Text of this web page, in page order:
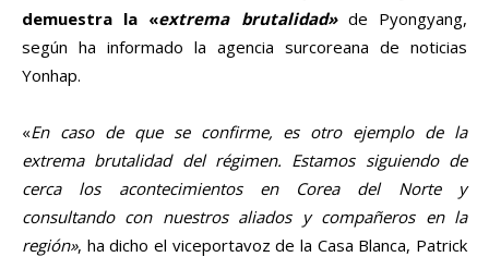
demuestra la «extrema brutalidad»de Pyongyang,
según ha informado la agencia surcoreana de noticias
Yonhap.
«En caso de que se confirme, es otro ejemplo de la
extrema brutalidad del régimen. Estamos siguiendo de
cerca los acontecimientos en Corea del Norte y
consultando con nuestros aliados y compañeros en la
región», ha dicho el viceportavoz de la Casa Blanca, Patrick